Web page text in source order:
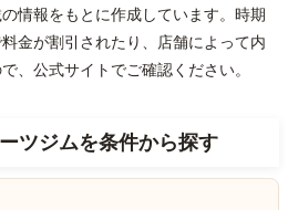
情報をもとに作成しています。時期
金が割引されたり、店舗によって内
、公式サイトでご確認ください。
ツジムを条件から探す